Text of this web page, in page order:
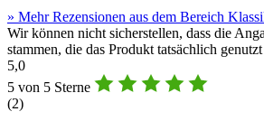
» Mehr Rezensionen aus dem Bereich
Wir können nicht sicherstellen, dass die
stammen, die das Produkt tatsächlich
5,0
5 von 5 Sterne
(2)